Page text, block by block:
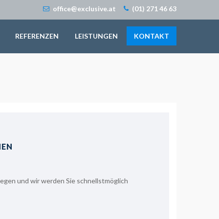
office@exclusive.at (01) 271 46 63
REFERENZEN LEISTUNGEN KONTAKT
und wir werden Sie schnellstmöglich